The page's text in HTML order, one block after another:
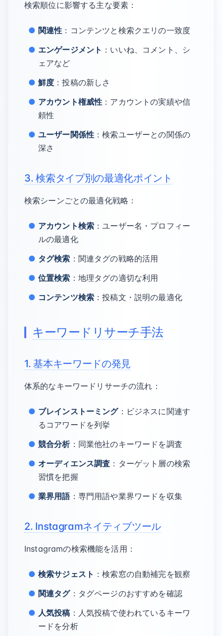
検索順位に影響する主な要素：
関連性 ：コンテンツと検索クエリの一致度
エンゲージメント ：いいね、コメント、シ
ェアなど
鮮度 ：投稿の新しさ
アカウント権威性 ：アカウントの実績や信
頼性
ユーザー関係性 ：検索ユーザーとの関係の
深さ
3. 検索タイプ別の最適化ポイント
検索シーンごとの最適化戦略：
アカウント検索 ：ユーザー名・プロフィー
ルの最適化
タグ検索 ：関連タグの戦略的活用
位置検索 ：地理タグの適切な利用
コンテンツ検索 ：投稿文・説明の最適化
キーワードリサーチ手法
1. 基本キーワードの発見
体系的なキーワードリサーチの流れ：
ブレインストーミング：ビジネスに関連す
るコアワードを列挙
競合分析：同業他社のキーワードを調査
オーディエンス調査 ：ターゲット層の検索
習慣を把握
業界用語：専門用語や業界ワードを収集
2. Instagramネイティブツール
Instagramの検索機能を活用：
検索サジェスト ：検索窓の自動補完を観察
関連タグ：タグページのおすすめを確認
人気投稿 ：人気投稿で使われているキーワ
ードを分析